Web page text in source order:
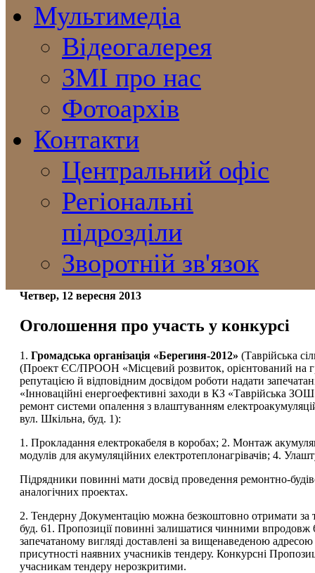
Мультимедіа
Відеогалерея
ЗМІ про нас
Фотоархів
Контакти
Центральний офіс
Регіональні
підрозділи
Зворотній зв'язок
Четвер, 12 вересня 2013
Оголошення про участь у конкурсі
1. Громадська організація «Берегиня-2012» (Таврійська
(Проект ЄС/ПРООН «Місцевий розвиток, орієнтований на
репутацією й відповідним досвідом роботи надати
«Інноваційні енергоефективні заходи в КЗ «Таврійська ЗОШ
ремонт системи опалення з влаштуванням
вул. Шкільна, буд. 1):
1. Прокладання електрокабеля в коробах; 2. Монтаж
модулів для акумуляційних електротеплонагрівачів; 4.
Підрядники повинні мати досвід проведення ремонтно-
аналогічних проектах.
2. Тендерну Документацію можна безкоштовно отримати за
буд. 61. Пропозиції повинні залишатися чинними впродовж
запечатаному вигляді доставлені за вищенаведеною
присутності наявних учасників тендеру. Конкурсні
учасникам тендеру нерозкритими.